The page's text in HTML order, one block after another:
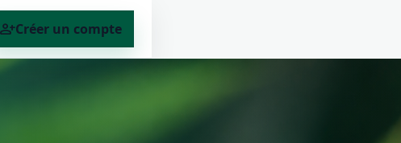
person_addCréer un compte